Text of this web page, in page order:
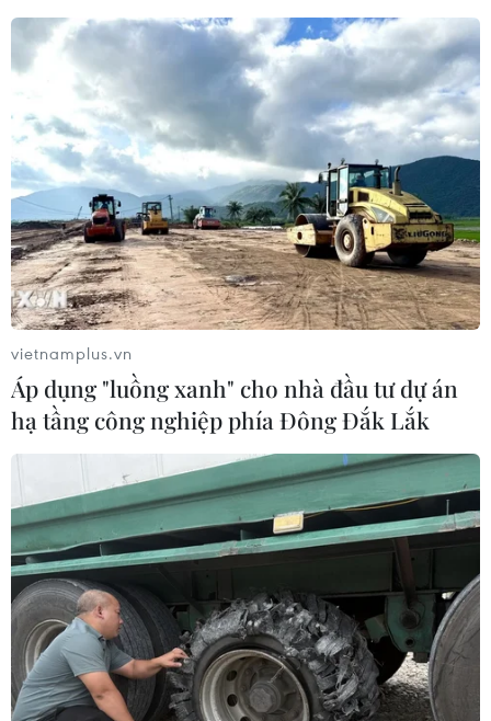
Đã đến lúc Ấn Độ cần đóng vai trò lớn hơn
ở Biển Đông?
Trước những bất ổn khó lường trong khu vực, Ấn Độ
không thể “khoanh tay ngồi nhìn” mà cần đi đầu trong
việc xây dựng một cơ chế an ninh tập thể mới để đối
phó.
vietnamplus.vn
Áp dụng "luồng xanh" cho nhà đầu tư dự án
hạ tầng công nghiệp phía Đông Đắk Lắk